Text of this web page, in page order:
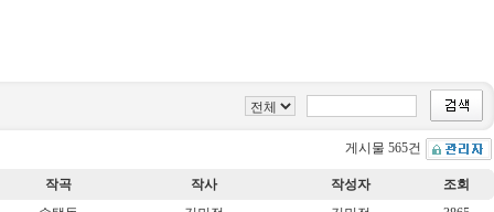
게시물 565건
작곡 작사 작성자
조회